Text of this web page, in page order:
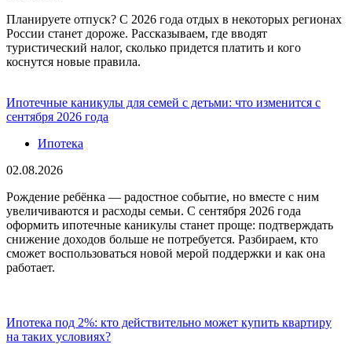
Планируете отпуск? С 2026 года отдых в некоторых регионах
России станет дороже. Рассказываем, где вводят
туристический налог, сколько придется платить и кого
коснутся новые правила.
Ипотечные каникулы для семей с детьми: что изменится с
сентября 2026 года
Ипотека
02.08.2026
Рождение ребёнка — радостное событие, но вместе с ним
увеличиваются и расходы семьи. С сентября 2026 года
оформить ипотечные каникулы станет проще: подтверждать
снижение доходов больше не потребуется. Разбираем, кто
сможет воспользоваться новой мерой поддержки и как она
работает.
Ипотека под 2%: кто действительно может купить квартиру
на таких условиях?